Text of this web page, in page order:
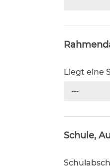
Liegt eine
---
Schule,